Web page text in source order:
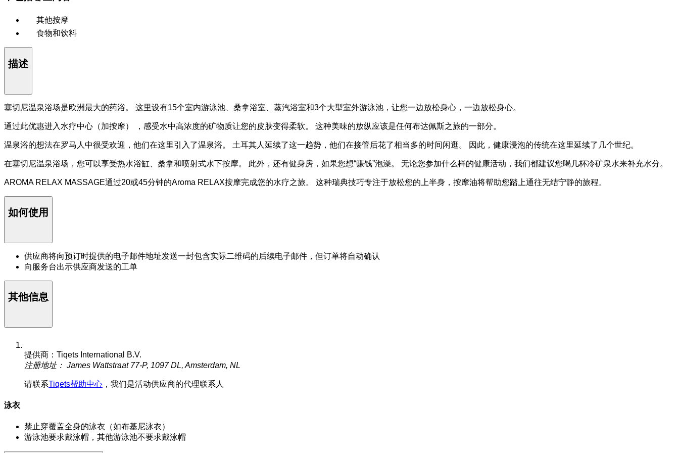
其他按摩
食物和饮料
描述
塞切尼温泉浴场是欧洲最大的药浴。 这里设有15个室内游泳池、桑拿浴室、蒸汽浴室和3个大型室外游泳池，让您一边放松身心，一边放松身心。
通过此优惠进入水疗中心（加按摩） ，感受水中高浓度的矿物质让您的皮肤变得柔软。 这种美味的放纵应该是任何布达佩斯之旅的一部分。
温泉浴的想法在罗马人中很受欢迎，他们在这里引入了温泉浴。 土耳其人延续了这一趋势，他们在接管后花了相当多的时间闲逛。 因此，健康浸泡的传统在这里延续了几个世纪。
在塞切尼温泉浴场，您可以享受热水浴缸、桑拿和喷射式水下按摩。 此外，还有健身房，如果您想“赚钱”泡澡。 无论您参加什么样的健康活动，我们都建议您喝几杯冷矿泉水来补充水分。
AROMA RELAX MASSAGE通过20或45分钟的Aroma RELAX按摩完成您的水疗之旅。 这种瑞典技巧专注于放松您的上半身，按摩油将帮助您踏上通往无结宁静的旅程。
如何使用
供应商将向预订时提供的电子邮件地址发送一封包含实际二维码的后续电子邮件，但订单将自动确认
向服务台出示供应商发送的工单
其他信息
提供商：Tiqets International B.V.
注册地址： James Wattstraat 77-P, 1097 DL, Amsterdam, NL
请联系Tiqets帮助中心 ，我们是活动供应商的代理联系人
泳衣
禁止穿覆盖全身的泳衣（如布基尼泳衣）
游泳池要求戴泳帽，其他游泳池不要求戴泳帽